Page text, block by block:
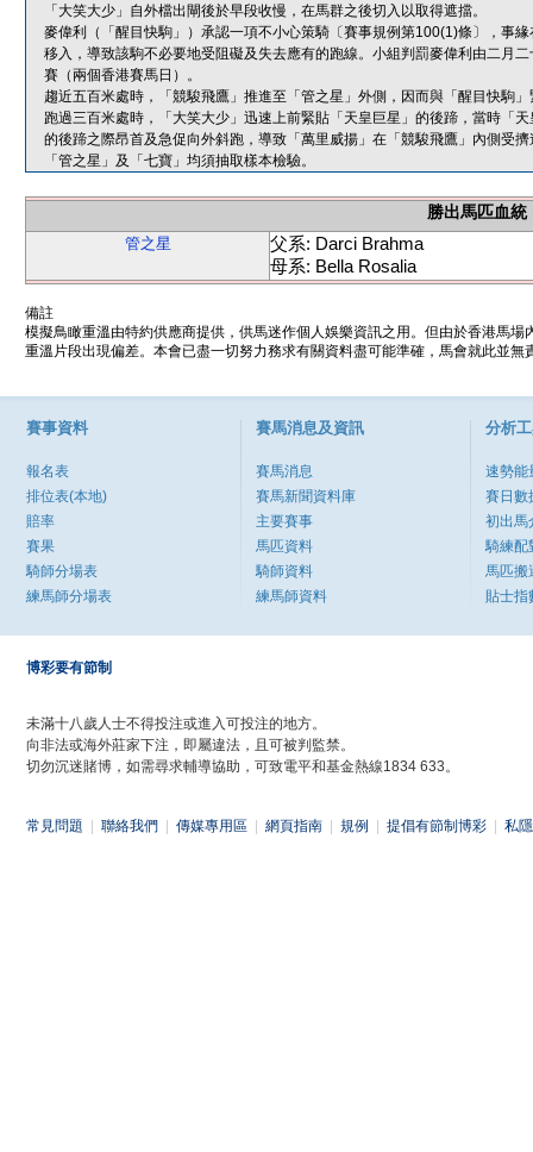
「大笑大少」自外檔出閘後於早段收慢，在馬群之後切入以取得遮擋。
麥偉利（「醒目快駒」）承認一項不小心策騎〔賽事規例第100(1)條〕，事
移入，導致該駒不必要地受阻礙及失去應有的跑線。小組判罰麥偉利由二月
賽（兩個香港賽馬日）。
趨近五百米處時，「競駿飛鷹」推進至「管之星」外側，因而與「醒目快駒
跑過三百米處時，「大笑大少」迅速上前緊貼「天皇巨星」的後蹄，當時「
的後蹄之際昂首及急促向外斜跑，導致「萬里威揚」在「競駿飛鷹」內側受
「管之星」及「七寶」均須抽取樣本檢驗。
勝出馬匹血統
管之星
父系: Darci Brahma
母系: Bella Rosalia
備註
模擬鳥瞰重溫由特約供應商提供，供馬迷作個人娛樂資訊之用。但由於香港馬
重溫片段出現偏差。本會已盡一切努力務求有關資料盡可能準確，馬會就此並
賽事資料
報名表
排位表(本地)
賠率
賽果
騎師分場表
練馬師分場表
賽馬消息及資訊
賽馬消息
賽馬新聞資料庫
主要賽事
馬匹資料
騎師資料
練馬師資料
分析
速勢能
賽日數
初出馬
騎練配
馬匹搬
貼士指
博彩要有節制
未滿十八歲人士不得投注或進入可投注的地方。
向非法或海外莊家下注，即屬違法，且可被判監禁。
切勿沉迷賭博，如需尋求輔導協助，可致電平和基金熱線1834 633。
常見問題 聯絡我們 傳媒專用區 網頁指南 規例 提倡有節制博彩 私